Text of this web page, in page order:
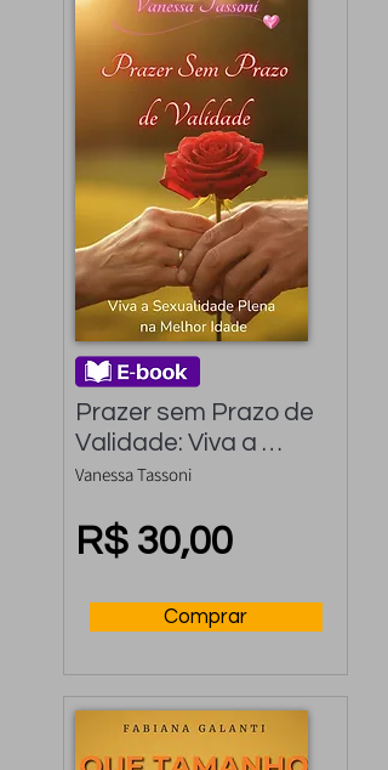
Prazer sem Prazo de
Validade: Viva a
Sexualidade Plena na
Vanessa Tassoni
R$ 30,00
Comprar